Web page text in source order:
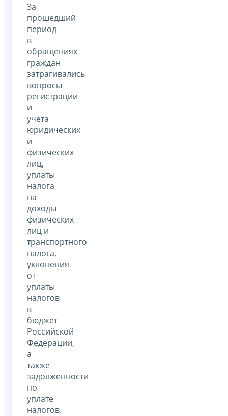
За
прошедший
период
в
обращениях
граждан
затрагивались
вопросы
регистрации
и
учета
юридических
и
физических
лиц,
уплаты
налога
на
доходы
физических
лиц и
транспортного
налога,
уклонения
от
уплаты
налогов
в
бюджет
Российской
Федерации,
а
также
задолженности
по
уплате
налогов.